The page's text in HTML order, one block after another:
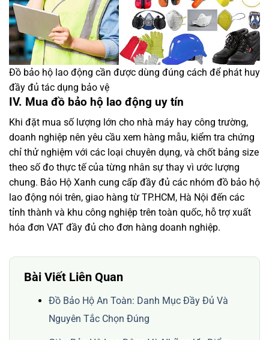
Đồ bảo hộ lao động cần được dùng đúng cách để phát huy
đầy đủ tác dụng bảo vệ
IV. Mua đồ bảo hộ lao động uy tín
Khi đặt mua số lượng lớn cho nhà máy hay công trường,
doanh nghiệp nên yêu cầu xem hàng mẫu, kiểm tra chứng
chỉ thử nghiệm với các loại chuyên dụng, và chốt bảng size
theo số đo thực tế của từng nhân sự thay vì ước lượng
chung. Bảo Hộ Xanh cung cấp đầy đủ các nhóm đồ bảo hộ
lao động nói trên, giao hàng từ TP.HCM, Hà Nội đến các
tỉnh thành và khu công nghiệp trên toàn quốc, hỗ trợ xuất
hóa đơn VAT đầy đủ cho đơn hàng doanh nghiệp.
Bài Viết Liên Quan
Đồ Bảo Hộ An Toàn: Danh Mục Đầy Đủ Và
Nguyên Tắc Chọn Đúng